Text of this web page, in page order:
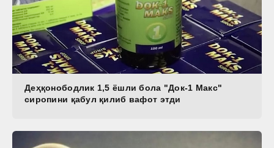
Деҳқонободлик 1,5 ёшли бола "Док-1 Макс"
сиропини қабул қилиб вафот этди